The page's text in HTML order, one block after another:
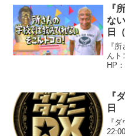
た
モ
『
な
日
『
んト
HP
マ
式会
『
日
『